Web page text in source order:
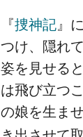
『捜神記 』
つけ、隠れ
姿を見せる
は飛び立つ
の娘を生ま